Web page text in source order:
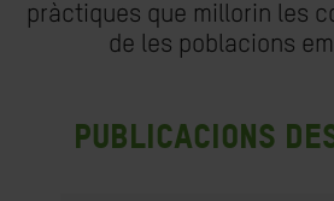
pràctiques que millorin les
de les poblacions
Publicacions